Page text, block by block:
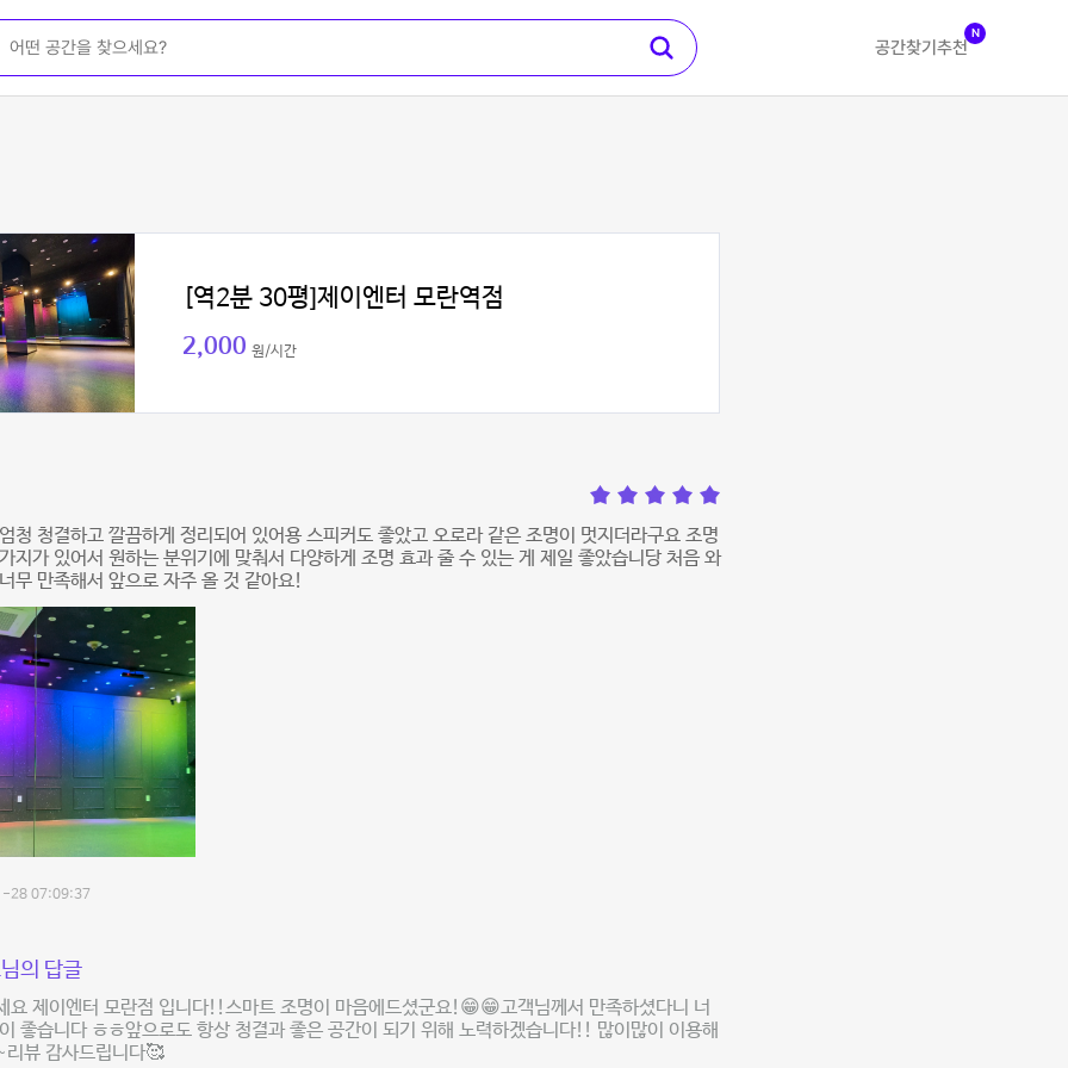
공간찾기 추천
N
[역2분 30평]제이엔터 모란역점
2,000 원/시간
청 청결하고 깔끔하게 정리되어 있어용 스피커도 좋았고 오로라 같은 조명이 멋지더라구요 조명
지가 있어서 원하는 분위기에 맞춰서 다양하게 조명 효과 줄 수 있는 게 제일 좋았습니당 처음 와
무 만족해서 앞으로 자주 올 것 같아요!
28 07:09:37
의 답글
요 제이엔터 모란점 입니다!!스마트 조명이 마음에드셨군요!😁😁고객님께서 만족하셨다니 너
좋습니다 ㅎㅎ앞으로도 항상 청결과 좋은 공간이 되기 위해 노력하겠습니다!! 많이많이 이용해
리뷰 감사드립니다🥰